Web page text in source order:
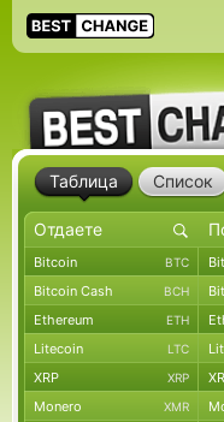
Таблица Список
Bitcoin BTC
Bitcoin Cash BCH
Ethereum ETH
Litecoin LTC
XRP XRP
Monero XMR